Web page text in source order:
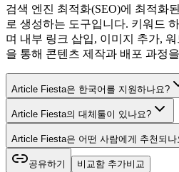
검색 엔진 최적화(SEO)에 최적화
로 생성하는 도구입니다. 키워드
며 내부 링크 삽입, 이미지 추가,
을 통해 콘텐츠 제작과 배포 과정
Article Fiesta은 한국어를 지원하나요?
Article Fiesta의 대체툴이 있나요?
Article Fiesta은 어떤 사람에게 추천되나
공유하기 비교함 추가비교